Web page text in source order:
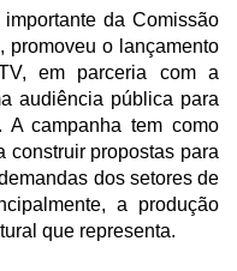
da Comissão
promoveu o lançamento
em parceria com a
audiência pública para
campanha tem como
construir propostas para
dos setores de
a produção
que representa.